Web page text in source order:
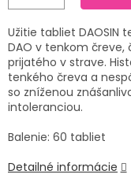
PRÍRODNÉ
LIEKY
VETERINA
Užitie tabliet DAOSIN
DAO v tenkom
prijatého v strave.
tenkého čreva a
so zníženou
intoleranciou.
Balenie: 60 tabliet
Detailné informácie